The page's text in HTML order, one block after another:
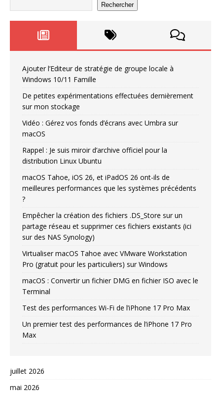
Rechercher
Ajouter l’Editeur de stratégie de groupe locale à
Windows 10/11 Famille
De petites expérimentations effectuées dernièrement
sur mon stockage
Vidéo : Gérez vos fonds d’écrans avec Umbra sur
macOS
Rappel : Je suis miroir d’archive officiel pour la
distribution Linux Ubuntu
macOS Tahoe, iOS 26, et iPadOS 26 ont-ils de
meilleures performances que les systèmes précédents
?
Empêcher la création des fichiers .DS_Store sur un
partage réseau et supprimer ces fichiers existants (ici
sur des NAS Synology)
Virtualiser macOS Tahoe avec VMware Workstation
Pro (gratuit pour les particuliers) sur Windows
macOS : Convertir un fichier DMG en fichier ISO avec le
Terminal
Test des performances Wi-Fi de l’iPhone 17 Pro Max
Un premier test des performances de l’iPhone 17 Pro
Max
juillet 2026
mai 2026